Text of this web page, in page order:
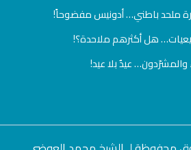
ملحد باطني… أدونيس مفضوحاً!
هل أكثرهم ملاحدة؟!
والمشرّدون… عيدٌ بلا عيد!